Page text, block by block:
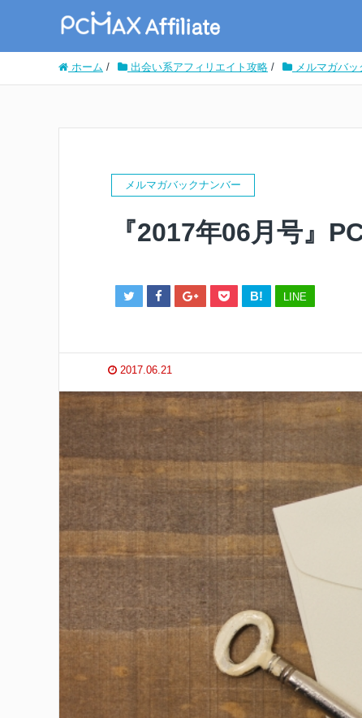
ホーム / 出会い系アフィリエイト攻略 / メルマガバッ
メルマガバックナンバー
『2017年06月号』
B! LINE
2017.06.21